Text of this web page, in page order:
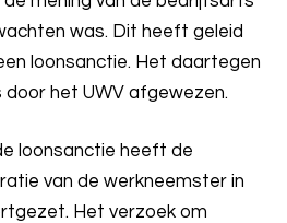
was. Dit heeft geleid
loonsanctie. Het daartegen
het UWV afgewezen.
loonsanctie heeft de
van de werkneemster in
Het verzoek om